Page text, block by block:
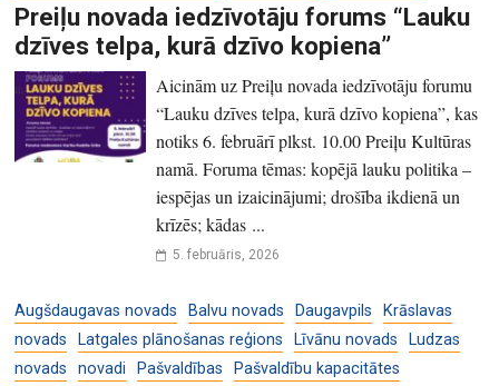
Preiļu novada iedzīvotāju forums “Lauku
dzīves telpa, kurā dzīvo kopiena”
Aicinām uz Preiļu novada iedzīvotāju forumu
“Lauku dzīves telpa, kurā dzīvo kopiena”, kas
notiks 6. februārī plkst. 10.00 Preiļu Kultūras
namā. Foruma tēmas: kopējā lauku politika –
iespējas un izaicinājumi; drošība ikdienā un
krīzēs; kādas ...
5. februāris, 2026
Augšdaugavas novads Balvu novads Daugavpils
Krāslavas
novads
Latgales plānošanas reģions Līvānu novads
Ludzas
novads
novadi Pašvaldības
Pašvaldību kapacitātes